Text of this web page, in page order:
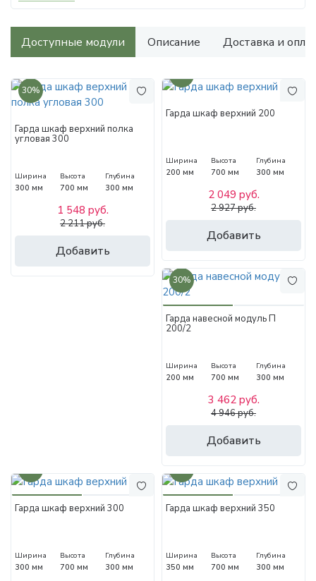
Доступные модули Описание Доставка и
30%
Гарда шкаф верхний полка
угловая 300
Ширина
300 мм
Высота
700 мм
Глубина
300 мм
Добавить
1 548 руб.
2 211 руб.
Гарда шкаф верхний 200
Ширина
200 мм
Высота
700 мм
Глубина
300 мм
Добавить
2 049 руб.
2 927 руб.
30%
Гарда навесной модуль П
200/2
Ширина
200 мм
Высота
700 мм
Глубина
300 мм
Добавить
3 462 руб.
4 946 руб.
Гарда шкаф верхний 300
Ширина
300 мм
Высота
700 мм
Глубина
300 мм
Гарда шкаф верхний 350
Ширина
350 мм
Высота
700 мм
Глубина
300 мм